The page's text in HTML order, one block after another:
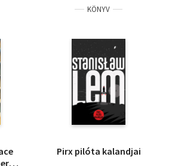
KÖNYV
Pirx pilóta kalandjai